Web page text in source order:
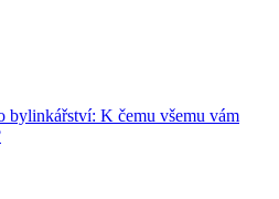
bylinkářství: K čemu všemu vám